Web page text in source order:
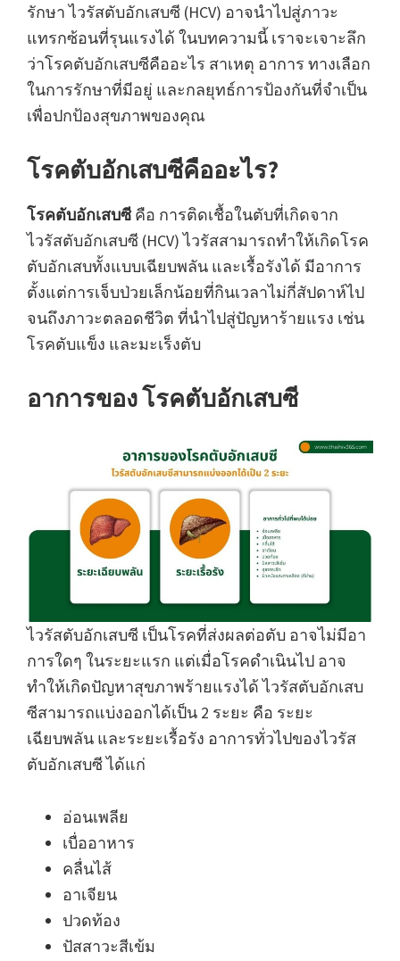
รักษา ไวรัสตับอักเสบซี (HCV) อาจนำไปสู่ภาวะ
แทรกซ้อนที่รุนแรงได้ ในบทความนี้ เราจะเจาะลึก
ว่าโรคตับอักเสบซีคืออะไร สาเหตุ อาการ ทางเลือก
ในการรักษาที่มีอยู่ และกลยุทธ์การป้องกันที่จำเป็น
เพื่อปกป้องสุขภาพของคุณ
โรคตับอักเสบซีคืออะไร?
โรคตับอักเสบซีคือ การติดเชื้อในตับที่เกิดจาก
ไวรัสตับอักเสบซี (HCV) ไวรัสสามารถทำให้เกิดโรค
ตับอักเสบทั้งแบบเฉียบพลัน และเรื้อรังได้ มีอาการ
ตั้งแต่การเจ็บป่วยเล็กน้อยที่กินเวลาไม่กี่สัปดาห์ไป
จนถึงภาวะตลอดชีวิต ที่นำไปสู่ปัญหาร้ายแรง เช่น
โรคตับแข็ง และมะเร็งตับ
อาการของ โรคตับอักเสบซี
ไวรัสตับอักเสบซี เป็นโรคที่ส่งผลต่อตับ อาจไม่มีอา
การใดๆ ในระยะแรก แต่เมื่อโรคดำเนินไป อาจ
ทำให้เกิดปัญหาสุขภาพร้ายแรงได้ ไวรัสตับอักเสบ
ซีสามารถแบ่งออกได้เป็น 2 ระยะ คือ ระยะ
เฉียบพลัน และระยะเรื้อรัง อาการทั่วไปของไวรัส
ตับอักเสบซี ได้แก่
อ่อนเพลีย
เบื่ออาหาร
คลื่นไส้
อาเจียน
ปวดท้อง
ปัสสาวะสีเข้ม